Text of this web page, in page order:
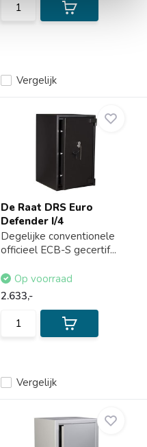
Vergelijk
De Raat DRS Euro
Defender I/4
Degelijke conventionele
officieel ECB-S gecertif...
Vergelijk
Op voorraad
2.633,-